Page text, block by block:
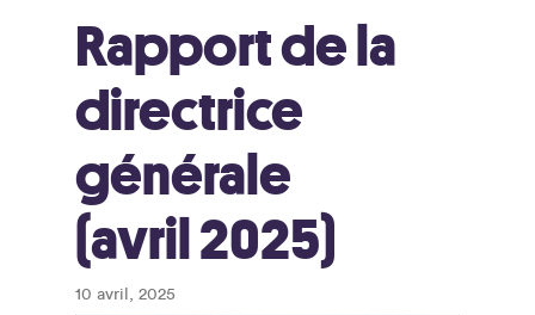
Rapport de la
directrice
générale
(avril 2025)
10 avril, 2025